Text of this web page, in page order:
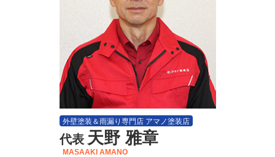
外壁塗装＆雨漏り専門店 アマノ塗装店
代表 天野 雅章
MASAAKI AMANO